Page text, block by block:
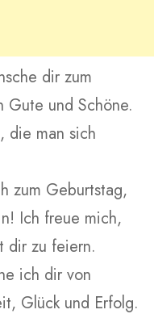
dir zum
Gute und Schöne.
die man sich
zum Geburtstag,
Ich freue mich,
dir zu feiern.
ich dir von
Glück und Erfolg.